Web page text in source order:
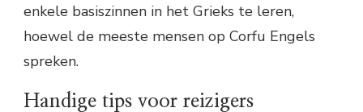
enkele basiszinnen in het Grieks te leren,
hoewel de meeste mensen op Corfu Engels
spreken.
Handige tips voor reizigers